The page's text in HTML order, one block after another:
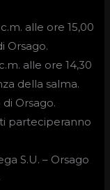
alle ore 15,00
Orsago.
alle ore 14,30
della salma.
Orsago.
parteciperanno
S.U. – Orsago